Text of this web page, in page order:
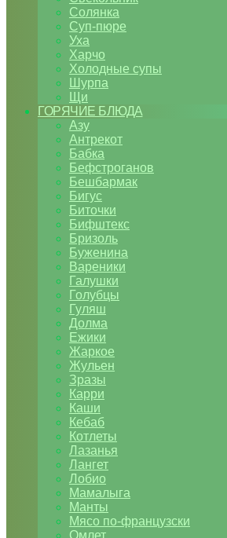
Солянка
Суп-пюре
Уха
Харчо
Холодные супы
Шурпа
Щи
ГОРЯЧИЕ БЛЮДА
Азу
Антрекот
Бабка
Бефстроганов
Бешбармак
Бигус
Биточки
Бифштекс
Бризоль
Буженина
Вареники
Галушки
Голубцы
Гуляш
Долма
Ежики
Жаркое
Жульен
Зразы
Карри
Каши
Кебаб
Котлеты
Лазанья
Лангет
Лобио
Мамалыга
Манты
Мясо по-французски
Омлет